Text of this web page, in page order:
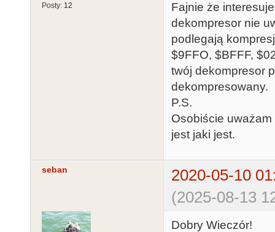
Posty: 12
Fajnie że
dekompresor nie
podlegają
$9FFO, $BFFF,
twój dekompresor
dekompresowany.
P.S.
Osobiście
jest jaki jest.
seban
2020-05-10
(2025-08-13
Dobry Wieczór!